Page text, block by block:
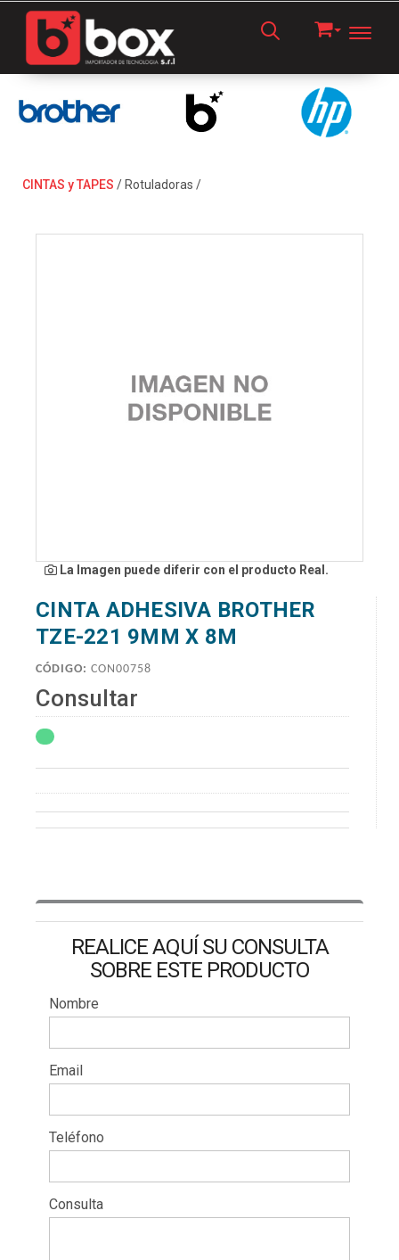
CINTAS y TAPES / Rotuladoras /
La Imagen puede diferir con el producto Real.
CINTA ADHESIVA BROTHER
TZE-221 9MM X 8M
CÓDIGO: CON00758
Consultar
REALICE AQUÍ SU CONSULTA
SOBRE ESTE PRODUCTO
Nombre
Email
Teléfono
Consulta